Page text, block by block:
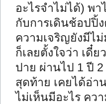
อะไรจำไม่ได้) พ
กับการเดินช้อปปิ้
ความเจริญยังมีไ
ก็เลยตั้งใจว่า เดี๋
ปาย ผ่านไป 1 ปี
สุดท้าย เคยได้อ่า
ไม่เห็นมีอะไร คว